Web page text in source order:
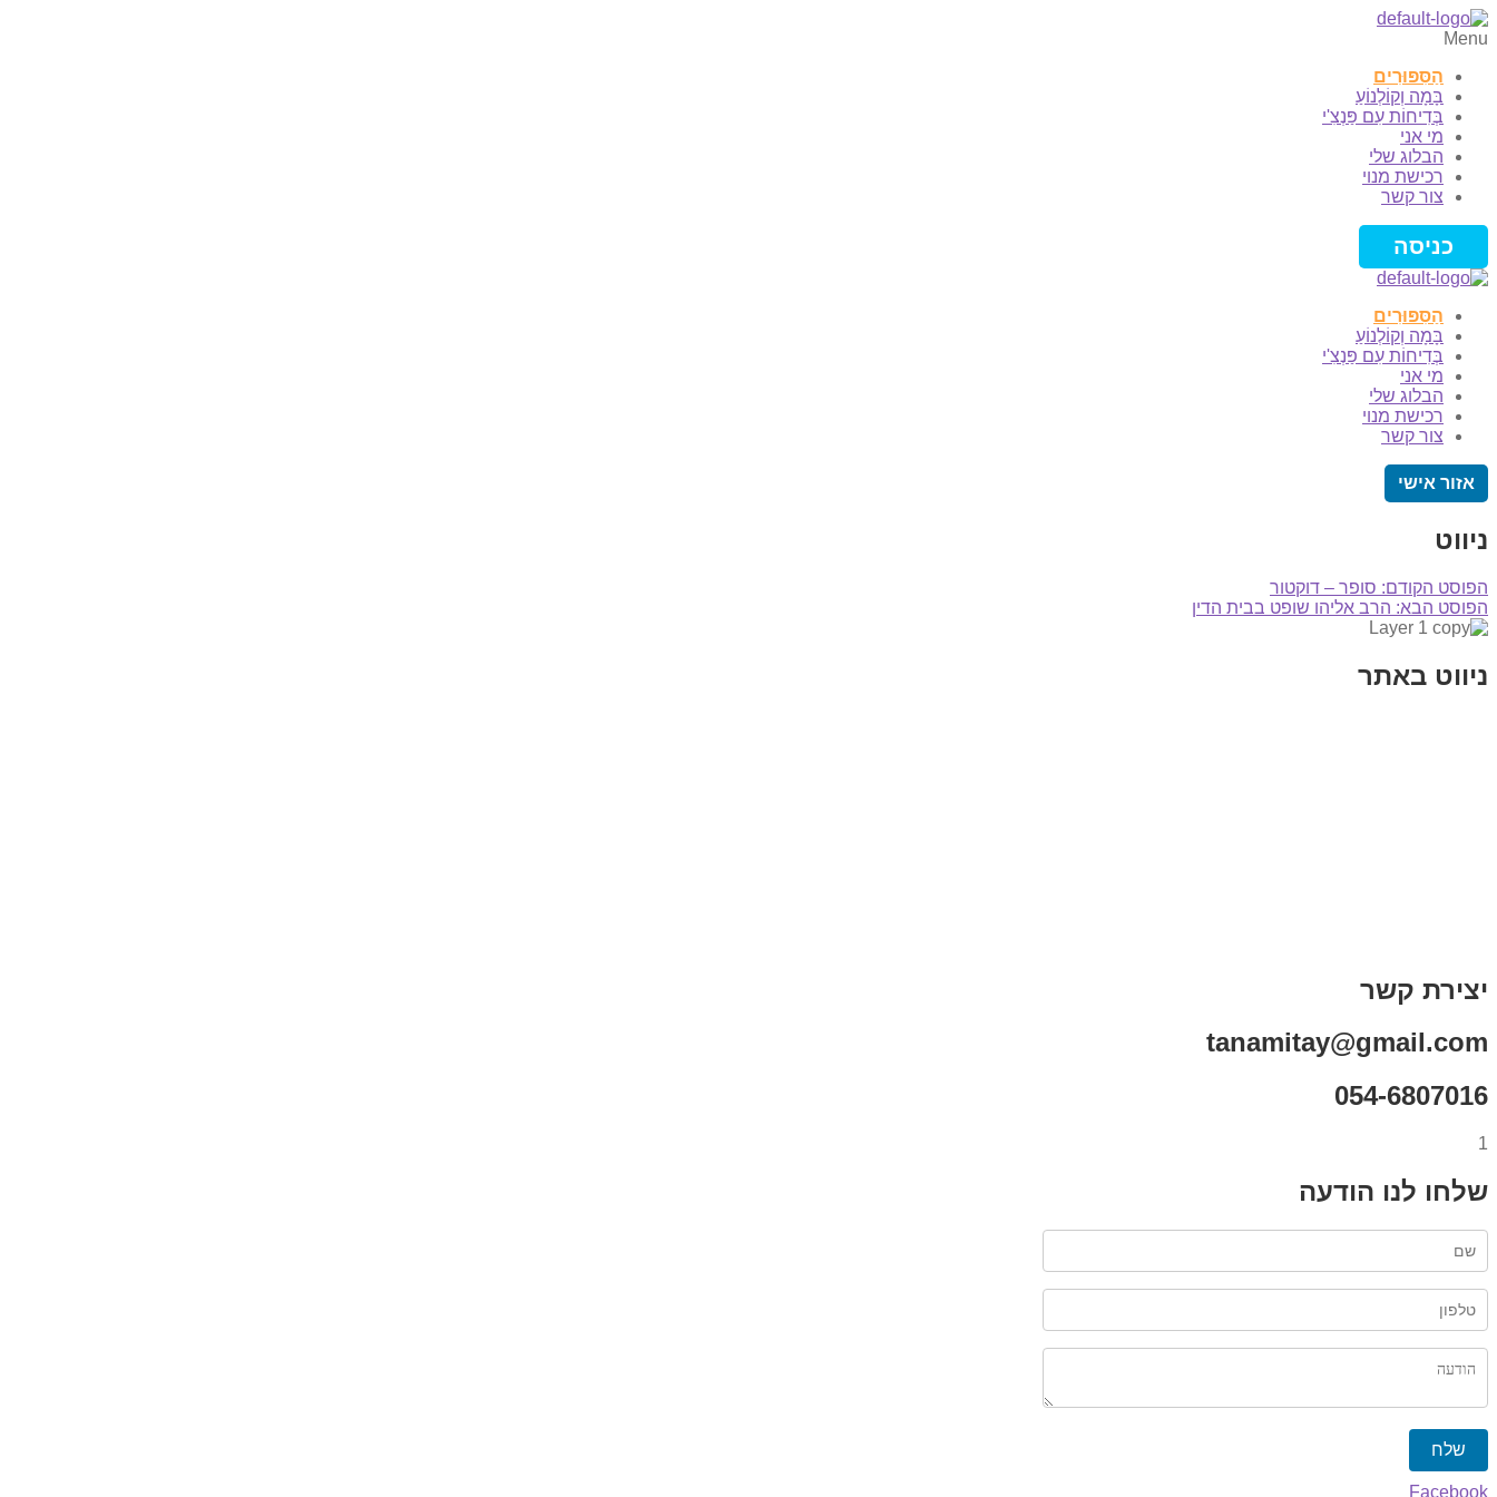
Menu
הַסִּפּוּרִים
בָּמָה וְקוֹלְנוֹעַ
בְּדִיחוֹת עִם פַּנְצִ'י
מי אני
הבלוג שלי
רכישת מנוי
צור קשר
כניסה
הַסִּפּוּרִים
בָּמָה וְקוֹלְנוֹעַ
בְּדִיחוֹת עִם פַּנְצִ'י
מי אני
הבלוג שלי
רכישת מנוי
צור קשר
אזור אישי
ניווט
הפוסט הקודם: סופר – דוקטור
הפוסט הבא: הרב אליהו שופט בבית הדין
ניווט באתר
יצירת קשר
tanamitay@gmail.com
054-6807016
1
שלחו לנו הודעה
שלח
Facebook